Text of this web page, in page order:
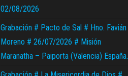
02/08/2026
Grabación # Pacto de Sal # Hno. Favián
Moreno # 26/07/2026 # Misión
Maranatha – Paiporta (Valencia) España.